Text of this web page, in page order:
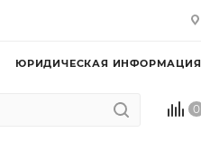
ЮРИДИЧЕСКАЯ ИНФОРМАЦИЯ
0